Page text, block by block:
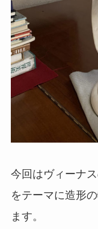
今回はヴィーナ
をテーマに造形
ます。